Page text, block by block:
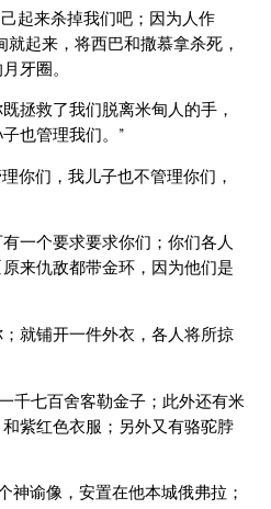
起来杀掉我们吧；因为人作
起来，将西巴和撒慕拿杀死，
牙圈。
拯救了我们脱离米甸人的手，
也管理我们。”
你们，我儿子也不管理你们，
一个要求要求你们；你们各人
来仇敌都带金环，因为他们是
就铺开一件外衣，各人将所掠
千七百舍客勒金子；此外还有米
紫红色衣服；另外又有骆驼脖
神谕像，安置在他本城俄弗拉；